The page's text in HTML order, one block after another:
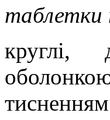
таблетки
круглі,